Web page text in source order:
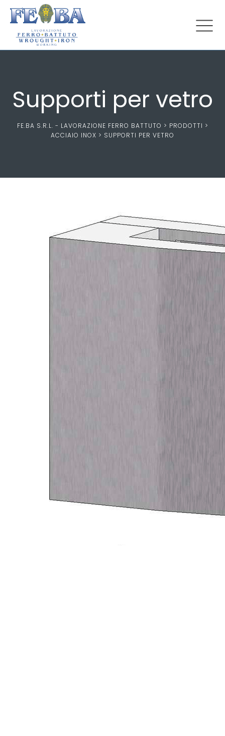
Supporti per vetro
FE.BA S.R.L. - LAVORAZIONE FERRO BATTUTO > PRODOTTI >
ACCIAIO INOX > SUPPORTI PER VETRO